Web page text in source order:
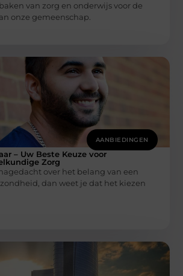
van zorg en onderwijs voor de
onze gemeenschap.
AANBIEDINGEN
– Uw Beste Keuze voor
Zorg
over het belang van een
dan weet je dat het kiezen